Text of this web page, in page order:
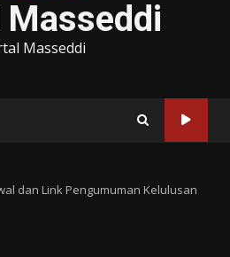
Masseddi
dan Link Pengumuman Kelulusan